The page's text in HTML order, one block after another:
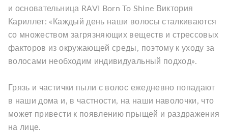
и основательница RAVI Born To Shine Виктория
Кариллет: «Каждый день наши волосы сталкиваются
со множеством загрязняющих веществ и стрессовых
факторов из окружающей среды, поэтому к уходу за
волосами необходим индивидуальный подход».
Грязь и частички пыли с волос ежедневно попадают
в наши дома и, в частности, на наши наволочки, что
может привести к появлению прыщей и раздражения
на лице.